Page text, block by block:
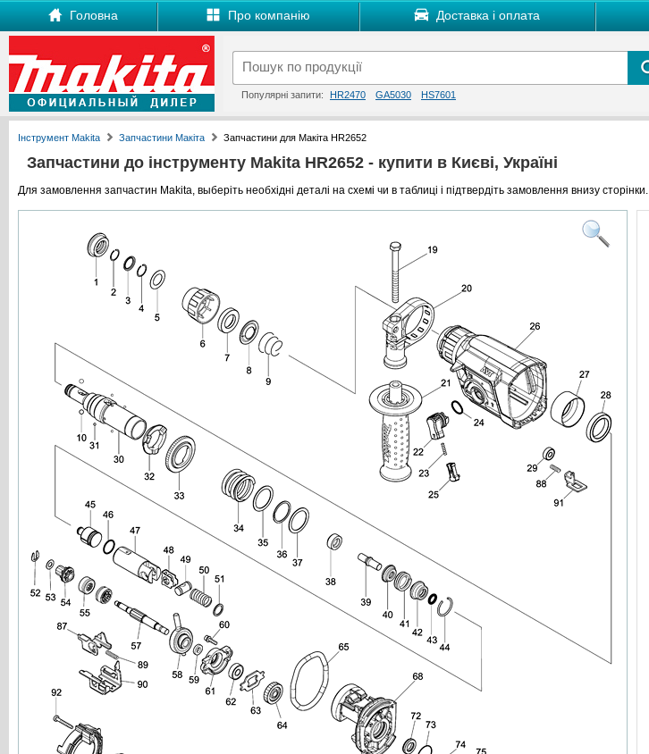
Головна Про компанію Доставка і оплата
Популярні запити: HR2470 GA5030 HS7601
Інструмент Makita Запчастини Макіта Запчастини для Макіта HR2652
Запчастини до інструменту Makita HR2652 - купити в Києві, Україні
Для замовлення запчастин Makita, выберіть необхідні деталі на схемі чи в таблиці і підтвердіть замовлення внизу сторінки.